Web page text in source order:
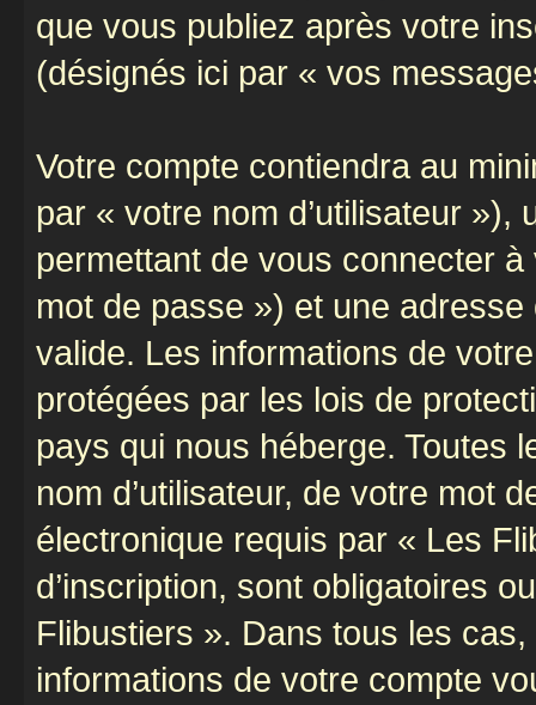
que vous publiez après votre
(désignés ici par « vos
Votre compte contiendra au
par « votre nom d’utilisateur
permettant de vous connecter
mot de passe ») et une
valide. Les informations de
protégées par les lois de
pays qui nous héberge. Toutes
nom d’utilisateur, de votre mot
électronique requis par « Les
d’inscription, sont obligatoires
Flibustiers ». Dans tous les
informations de votre compte